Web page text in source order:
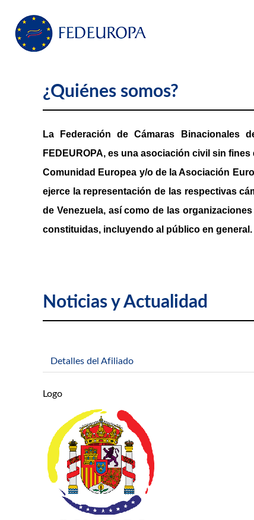
¿Quiénes somos?
La Federación de Cámaras Binacionales
FEDEUROPA, es una asociación civil sin
Comunidad Europea y/o de la Asociación
ejerce la representación de las respectivas
de Venezuela, así como de las
constituidas, incluyendo al público en general.
Noticias y Actualidad
Detalles del Afiliado
Logo